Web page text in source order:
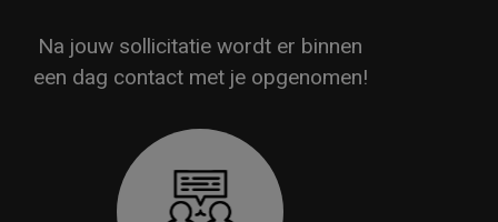
Na jouw sollicitatie wordt er binnen
een dag contact met je opgenomen!